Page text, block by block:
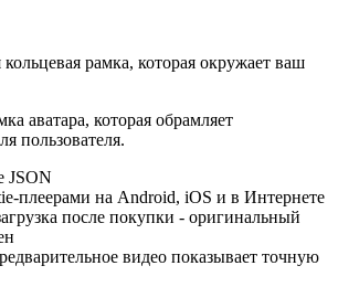
кольцевая рамка, которая окружает ваш
аватара, которая обрамляет
пользователя.
JSON
плеерами на Android, iOS и в Интернете
после покупки - оригинальный
видео показывает точную